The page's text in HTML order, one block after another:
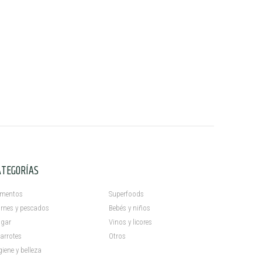
y pescados
y belleza
Superfoods
Bebés y niños
Vinos y licores
Otros